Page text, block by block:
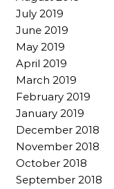
July 2019
June 2019
May 2019
April 2019
March 2019
February 2019
January 2019
December 2018
November 2018
October 2018
September 2018